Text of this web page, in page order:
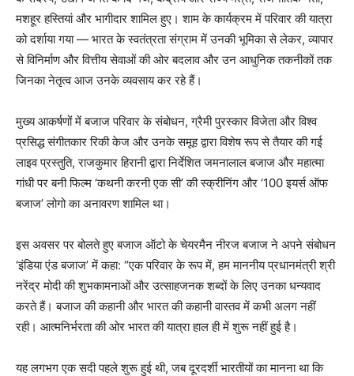
मशहूर हस्तियां और भागीदार शामिल हुए। शाम के कार्यक्रम में परिवार की यात्रा
को दर्शाया गया — भारत के स्वतंत्रता संग्राम में उनकी भूमिका से लेकर, व्यापार
से विनिर्माण और वित्तीय सेवाओं की ओर बदलाव और उन आधुनिक तकनीकों तक
जिनका नेतृत्व आज उनके व्यवसाय कर रहे हैं।
मुख्य आकर्षणों में बजाज परिवार के संबोधन, ग्रैमी पुरस्कार विजेता और विश्व
प्रसिद्ध संगीतकार रिकी केज और उनके समूह द्वारा विशेष रूप से तैयार की गई
लाइव प्रस्तुति, राजकुमार हिरानी द्वारा निर्देशित जमनालाल बजाज और महात्मा
गांधी पर बनी फिल्म ‘कथनी करनी एक सी’ की स्क्रीनिंग और ‘100 इयर्स ऑफ
बजाज’ लोगो का अनावरण शामिल था।
इस अवसर पर बोलते हुए बजाज ऑटो के चेयरमैन नीरज बजाज ने अपने संबोधन
‘इंडिया एंड बजाज’ में कहा: “एक परिवार के रूप में, हम माननीय प्रधानमंत्री श्री
नरेंद्र मोदी की शुभकामनाओं और उत्साहजनक शब्दों के लिए उनका धन्यवाद
करते हैं। बजाज की कहानी और भारत की कहानी वास्तव में कभी अलग नहीं
रही। आत्मनिर्भरता की ओर भारत की यात्रा हाल ही में शुरू नहीं हुई है।
यह लगभग एक सदी पहले शुरू हुई थी, जब दूरदर्शी भारतीयों का मानना था कि